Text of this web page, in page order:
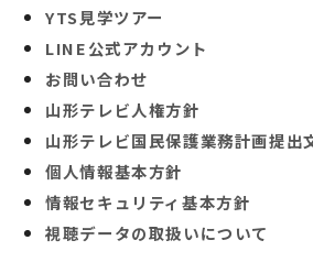
YTS見学ツアー
LINE公式アカウント
お問い合わせ
山形テレビ人権方針
山形テレビ国民保護業務計画提出
個人情報基本方針
情報セキュリティ基本方針
視聴データの取扱いについて